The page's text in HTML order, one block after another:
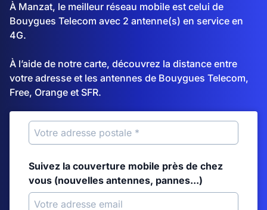
À Manzat, le meilleur réseau mobile est celui de
Bouygues Telecom avec 2 antenne(s) en service en
4G.
À l’aide de notre carte, découvrez la distance entre
votre adresse et les antennes de Bouygues Telecom,
Free, Orange et SFR.
Suivez la couverture mobile près de chez
vous (nouvelles antennes, pannes...)